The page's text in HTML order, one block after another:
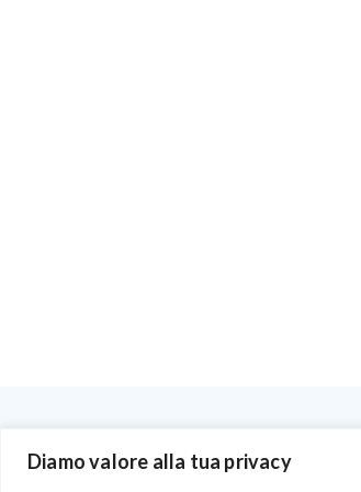
Diamo valore alla tua privacy